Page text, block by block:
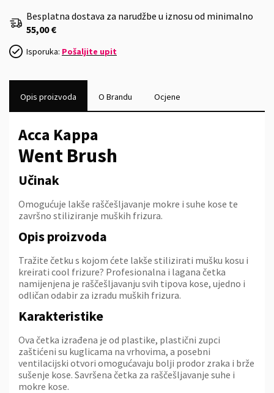
Besplatna dostava za narudžbe u iznosu od minimalno
55,00 €
Isporuka: Pošaljite upit
Opis proizvoda O Brandu Ocjene
Acca Kappa
Went Brush
Učinak
Omogućuje lakše raščešljavanje mokre i suhe kose te
završno stiliziranje muških frizura.
Opis proizvoda
Tražite četku s kojom ćete lakše stilizirati mušku kosu i
kreirati cool frizure? Profesionalna i lagana četka
namijenjena je raščešljavanju svih tipova kose, ujedno i
odličan odabir za izradu muških frizura.
Karakteristike
Ova četka izrađena je od plastike, plastični zupci
zaštićeni su kuglicama na vrhovima, a posebni
ventilacijski otvori omogućavaju bolji prodor zraka i brže
sušenje kose. Savršena četka za raščešljavanje suhe i
mokre kose.